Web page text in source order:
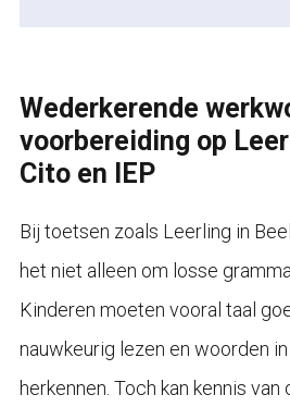
Wederkerende
voorbereiding op
Cito en IEP
Bij toetsen zoals Leerling in
het niet alleen om losse
Kinderen moeten vooral taal
nauwkeurig lezen en woorden
herkennen. Toch kan kennis